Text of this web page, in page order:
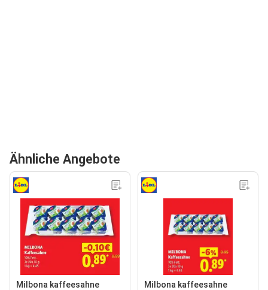
Ähnliche Angebote
Milbona kaffeesahne Milbona kaffeesahne